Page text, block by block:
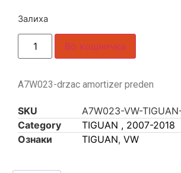
Залиха
Во кошничка
A7W023-drzac amortizer preden
SKU
A7W023-VW-
Category
TIGUAN , 2007-2018
Ознаки
TIGUAN, VW